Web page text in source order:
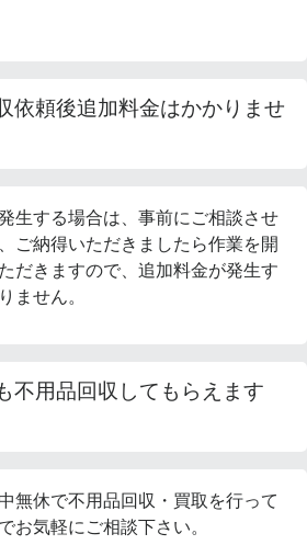
依頼後追加料金はかかりませ
生する場合は、事前にご相談させ
ご納得いただきましたら作業を開
だきますので、追加料金が発生す
ません。
不用品回収してもらえます
無休で不用品回収・買取を行って
お気軽にご相談下さい。